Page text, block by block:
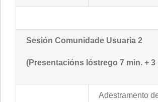
Sesión Comunidade Usuaria 2
(Presentacións lóstrego 7 min. +
Adestramento